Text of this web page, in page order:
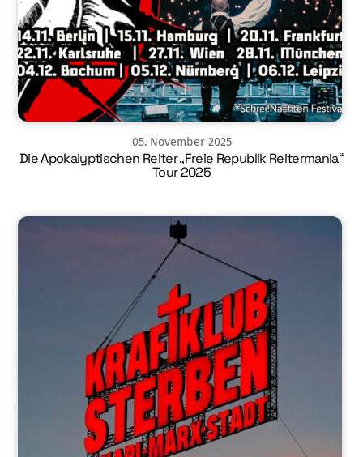
05. November 2025
Die Apokalyptischen Reiter „Freie Republik Reitermania“
Tour 2025